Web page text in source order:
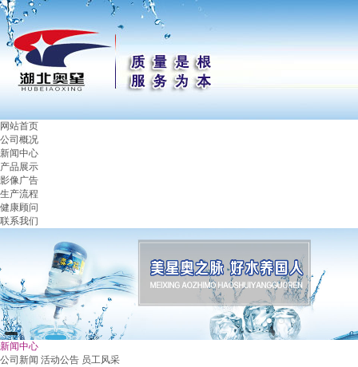
网站首页
公司概况
新闻中心
产品展示
影像广告
生产流程
健康顾问
联系我们
新闻中心
公司新闻 活动公告 员工风采